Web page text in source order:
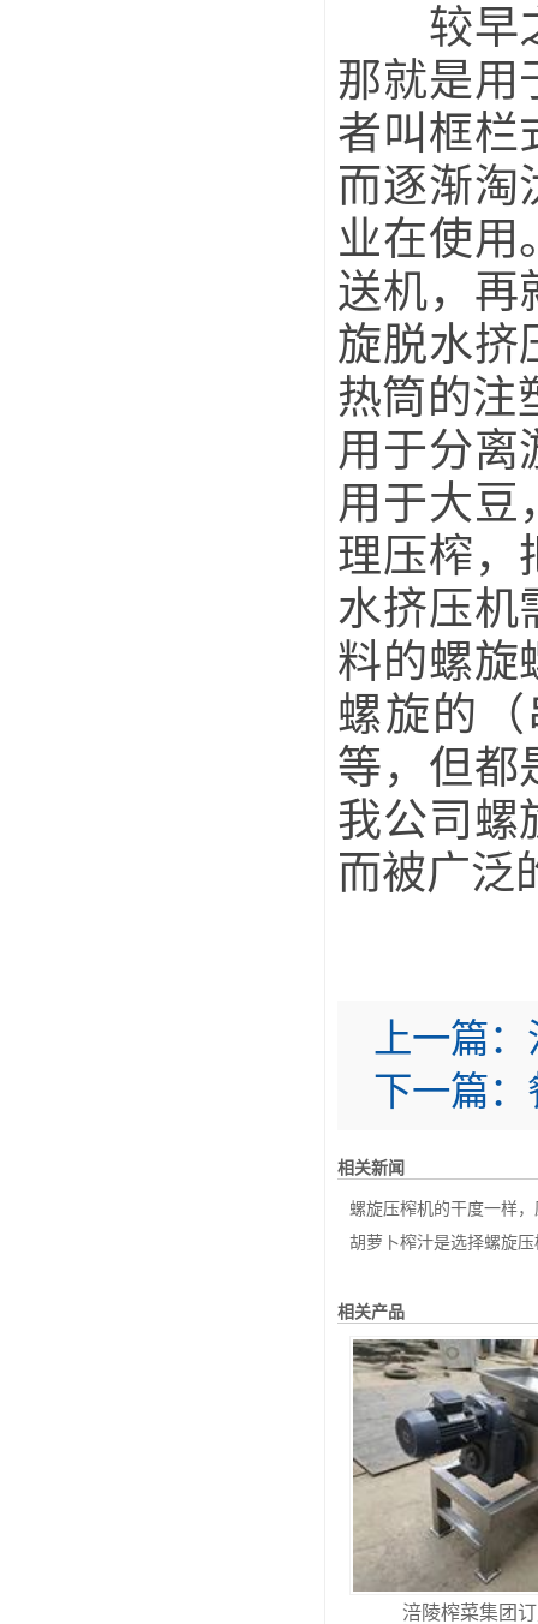
较早之
那就是用
者叫框栏
而逐渐淘
业在使用
送机，再
旋脱水挤
热筒的注
用于分离
用于大豆
理压榨，
水挤压机
料的螺旋
螺旋的
等，但都
我公司螺
而被广泛
上一篇：
下一篇：
相关新闻
螺旋压榨机的干度一样
胡萝卜榨汁是选择螺旋
相关产品
涪陵榨菜集团